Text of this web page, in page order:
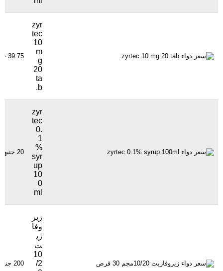
zyr
tec
10
m
g
20
ta
b.
39.75 جنيهاً
zyr
tec
0.
1
%
syr
up
10
0
ml
20 جنيهاً
زير
وفا
زي
ت
10
/2
200 جنيهاً